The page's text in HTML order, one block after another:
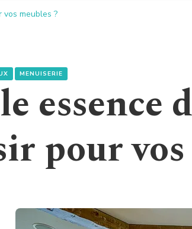
meubles ?
MENUISERIE
essence
pour